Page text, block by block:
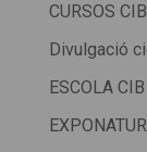
CURSOS
Divulgació
ESCOLA CIB